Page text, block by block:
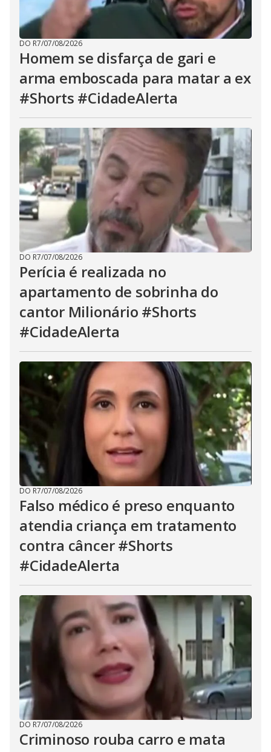
DO R7/07/08/2026
Homem se disfarça de gari e
arma emboscada para matar a ex
#Shorts #CidadeAlerta
DO R7/07/08/2026
Perícia é realizada no
apartamento de sobrinha do
cantor Milionário #Shorts
#CidadeAlerta
DO R7/07/08/2026
Falso médico é preso enquanto
atendia criança em tratamento
contra câncer #Shorts
#CidadeAlerta
DO R7/07/08/2026
Criminoso rouba carro e mata